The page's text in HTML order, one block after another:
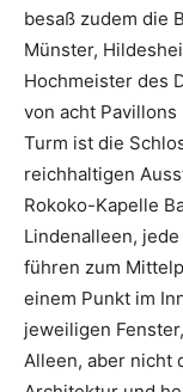
besaß zudem die
Münster,
Hochmeister des
von acht
Turm ist die
reichhaltigen
Rokoko-Kapelle
Lindenalleen,
führen zum
einem Punkt im
jeweiligen
Alleen, aber nicht